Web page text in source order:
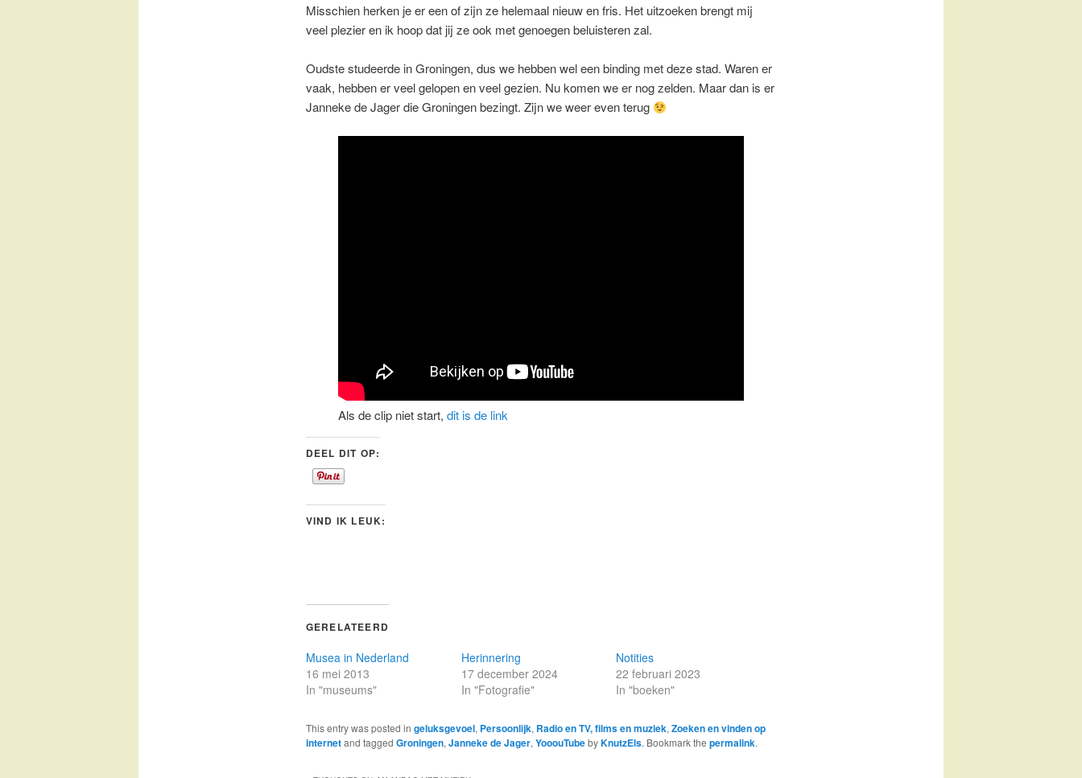
Misschien herken je er een of zijn ze helemaal nieuw en fris. Het uitzoeken brengt mij
veel plezier en ik hoop dat jij ze ook met genoegen beluisteren zal.
Oudste studeerde in Groningen, dus we hebben wel een binding met deze stad. Waren er
vaak, hebben er veel gelopen en veel gezien. Nu komen we er nog zelden. Maar dan is er
Janneke de Jager die Groningen bezingt. Zijn we weer even terug
Als de clip niet start, dit is de link
DEEL DIT OP:
VIND IK LEUK:
GERELATEERD
Musea in Nederland
16 mei 2013
In "museums"
Herinnering
17 december 2024
In "Fotografie"
Notities
22 februari 2023
In "boeken"
This entry was posted in geluksgevoel, Persoonlijk, Radio en TV, films en muziek,Zoeken en vinden op
internetand tagged Groningen,Janneke de Jager,YooouTubebyKnutzEls. Bookmark the permalink.